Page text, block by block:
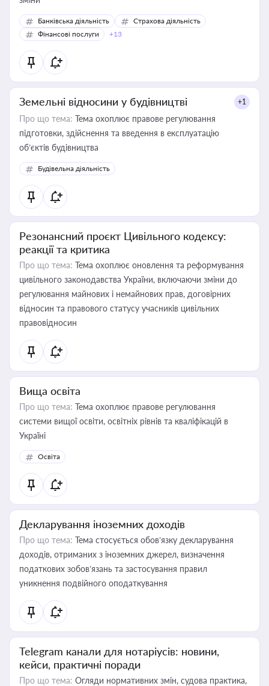
Банківська діяльність
Страхова діяльність
Фінансові послуги
+13
Земельні відносини у будівництві +1
Про що тема: Тема охоплює правове регулювання
підготовки, здійснення та введення в експлуатацію
об’єктів будівництва
Будівельна діяльність
Резонансний проєкт Цивільного кодексу:
реакції та критика
Про що тема: Тема охоплює оновлення та реформування
цивільного законодавства України, включаючи зміни до
регулювання майнових і немайнових прав, договірних
відносин та правового статусу учасників цивільних
правовідносин
Вища освіта
Про що тема: Тема охоплює правове регулювання
системи вищої освіти, освітніх рівнів та кваліфікацій в
Україні
Освіта
Декларування іноземних доходів
Про що тема: Тема стосується обов’язку декларування
доходів, отриманих з іноземних джерел, визначення
податкових зобов’язань та застосування правил
уникнення подвійного оподаткування
Telegram канали для нотаріусів: новини,
кейси, практичні поради
Про що тема: Огляди нормативних змін, судова практика,